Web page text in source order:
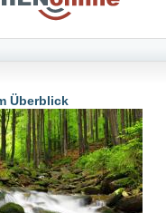
Überblick